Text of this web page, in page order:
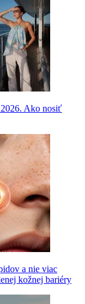
Ako nosiť
a nie viac
kožnej bariéry